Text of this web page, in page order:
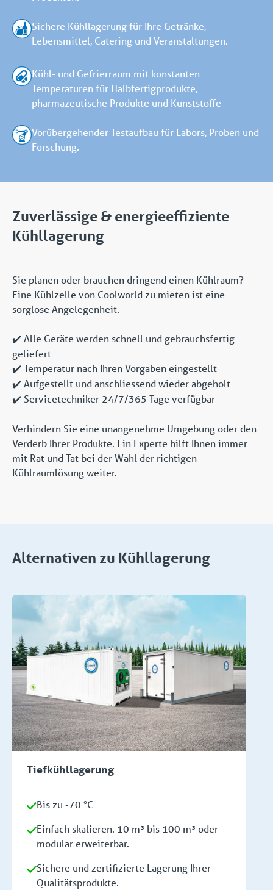
Sichere Kühllagerung für Ihre Getränke,
Lebensmittel, Catering und Veranstaltungen.
Kühl- und Gefrierraum mit konstanten
Temperaturen für Halbfertigprodukte,
pharmazeutische Produkte und Kunststoffe
Vorübergehender Testaufbau für Labors, Proben und
Forschung.
Zuverlässige & energieeffiziente
Kühllagerung
Sie planen oder brauchen dringend einen Kühlraum?
Eine Kühlzelle von Coolworld zu mieten ist eine
sorglose Angelegenheit.
✔️ Alle Geräte werden schnell und gebrauchsfertig
geliefert
✔️ Temperatur nach Ihren Vorgaben eingestellt
✔️ Aufgestellt und anschliessend wieder abgeholt
✔️ Servicetechniker 24/7/365 Tage verfügbar
Verhindern Sie eine unangenehme Umgebung oder den
Verderb Ihrer Produkte. Ein Experte hilft Ihnen immer
mit Rat und Tat bei der Wahl der richtigen
Kühlraumlösung weiter.
Alternativen zu Kühllagerung
Tiefkühllagerung
Bis zu -70 °C
Einfach skalieren. 10 m³ bis 100 m³ oder
modular erweiterbar.
Sichere und zertifizierte Lagerung Ihrer
Qualitätsprodukte.